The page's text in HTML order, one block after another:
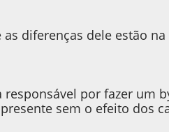
diferenças dele estão
por fazer um
sem o efeito dos